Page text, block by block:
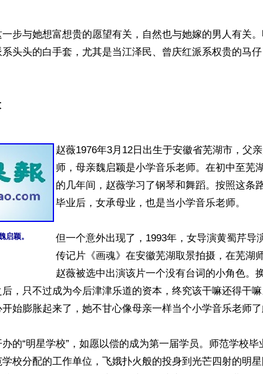
步与她想富想贵的愿望有关，自然也与她嫁的男人有关
头头的白手套，尤其是当江泽民、曾庆红派系权贵的马
启颖。
赵薇1976年3月12日出生于安徽省芜湖市，父
师，母亲魏启颖是小学音乐老师。在初中至芜
的几年间，赵薇学习了钢琴和舞蹈。按照这条
毕业后，女承母业，也是当小学音乐老师。
但一个意外出现了，1993年，女导演黄蜀芹导
传记片《画魂》在安徽芜湖取景拍摄，在芜湖
赵薇被选中出演该片一个没有台词的小角色。
，只不过成为今后津津乐道的资本，终究该干嘛还得干
始膨胀起来了，她不甘心像母亲一样当个小学音乐老师
的“明星学校”，如愿以偿的成为第一届学员。师范学校毕
校分配的工作单位，飞娥扑火般的投身到光芒四射的明